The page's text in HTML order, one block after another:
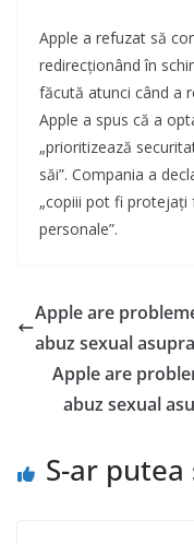
Apple a refuzat să
redirecționând în
făcută atunci când a
Apple a spus că a
„prioritizează
săi”. Compania a
„copiii pot fi protejați
personale”.
Apple are
abuz sexual
Apple are
abuz sexual
S-ar